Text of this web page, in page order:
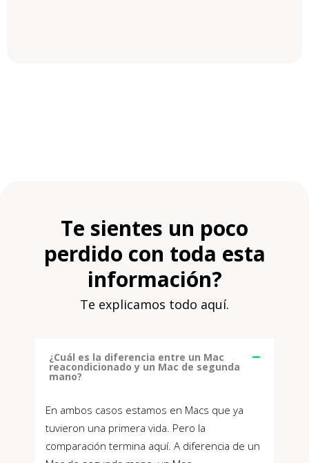
Te sientes un poco
perdido con toda esta
información?
Te explicamos todo aquí.
¿Cuál es la diferencia entre un Mac
reacondicionado y un Mac de segunda
mano?
En ambos casos estamos en Macs que ya
tuvieron una primera vida. Pero la
comparación termina aquí. A diferencia de un